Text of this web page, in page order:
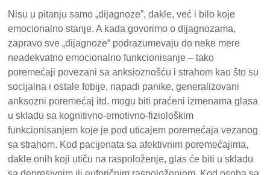
Nisu u pitanju samo „dijagnoze”, dakle, već i bilo koje
emocionalno stanje. A kada govorimo o dijagnozama,
zapravo sve „dijagnoze“ podrazumevaju do neke mere
neadekvatno emocionalno funkcionisanje – tako
poremećaji povezani sa anksioznošću i strahom kao što su
socijalna i ostale fobije, napadi panike, generalizovani
anksozni poremećaj itd. mogu biti praćeni izmenama glasa
u skladu sa kognitivno-emotivno-fiziološkim
funkcionisanjem koje je pod uticajem poremećaja vezanog
sa strahom. Kod pacijenata sa afektivnim poremećajima,
dakle onih koji utiču na raspoloženje, glas će biti u skladu